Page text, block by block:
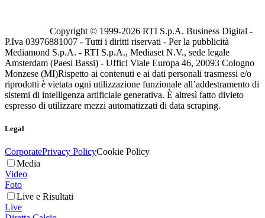
Copyright © 1999-2026 RTI S.p.A. Business Digital -
P.Iva 03976881007 - Tutti i diritti riservati - Per la pubblicità
Mediamond S.p.A. - RTI S.p.A., Mediaset N.V., sede legale
Amsterdam (Paesi Bassi) - Uffici Viale Europa 46, 20093 Cologno
Monzese (MI)Rispetto ai contenuti e ai dati personali trasmessi e/o
riprodotti è vietata ogni utilizzazione funzionale all’addestramento di
sistemi di intelligenza artificiale generativa. È altresì fatto divieto
espresso di utilizzare mezzi automatizzati di data scraping.
Legal
CorporatePrivacy PolicyCookie Policy
Media
Video
Foto
Live e Risultati
Live